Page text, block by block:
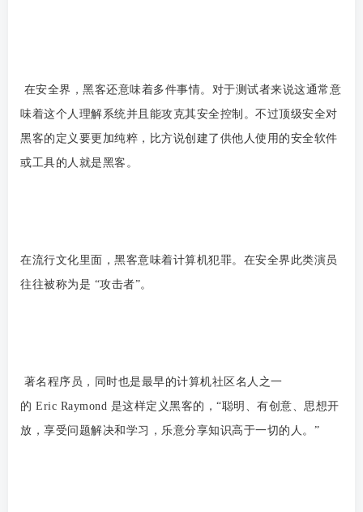
在安全界，黑客还意味着多件事情。对于测试者来说这通常意
味着这个人理解系统并且能攻克其安全控制。不过顶级安全对
黑客的定义要更加纯粹，比方说创建了供他人使用的安全软件
或工具的人就是黑客。
在流行文化里面，黑客意味着计算机犯罪。在安全界此类演员
往往被称为是 “攻击者”。
著名程序员，同时也是最早的计算机社区名人之一
的 Eric Raymond 是这样定义黑客的，“聪明、有创意、思想开
放，享受问题解决和学习，乐意分享知识高于一切的人。”